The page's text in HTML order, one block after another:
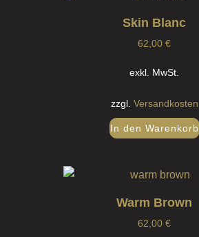
Skin Blanc
62,00 €
exkl. MwSt.
zzgl. Versandkosten
In den Warenkorb
Warm Brown
62,00 €